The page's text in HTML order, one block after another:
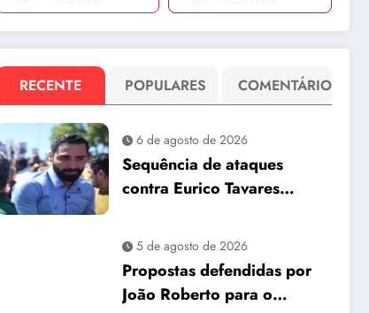
RECENTE POPULARES COMENTÁRIO
6 de agosto de 2026
Sequência de ataques
contra Eurico Tavares
corrida pela Aleam
5 de agosto de 2026
Propostas defendidas por
João Roberto para o